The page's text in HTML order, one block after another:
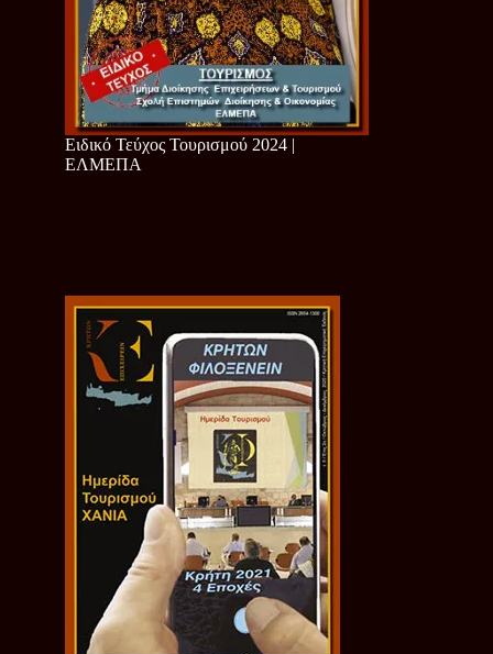
Ειδικό Τεύχος Τουρισμού 2024 |
ΕΛΜΕΠΑ